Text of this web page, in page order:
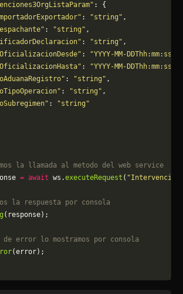
: {
: "string" ,
: "string" ,
: "string" ,
: "YYYY-MM-DDThh:mm:ss"
: "YYYY-MM-DDThh:mm:ss"
: "string" ,
: "string" ,
:
"string"
la llamada al metodo del web service
= await ws.executeRequest (
la respuesta por consola
(response);
de error lo mostramos por consola
(error);